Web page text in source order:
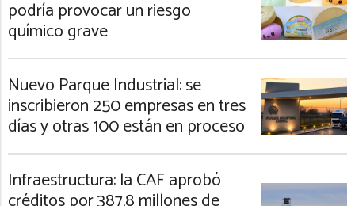
podría provocar un riesgo
químico grave
Nuevo Parque Industrial: se
inscribieron 250 empresas en tres
días y otras 100 están en proceso
Infraestructura: la CAF aprobó